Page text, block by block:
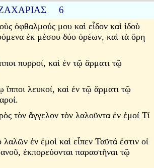
6
ὀφθαλμούς μου καὶ εἶδον καὶ ἰδοὺ
ἐκ μέσου δύο ὀρέων, καὶ τὰ ὄρη
πυρροί, καὶ ἐν τῷ ἅρματι τῷ
ἵπποι λευκοί, καὶ ἐν τῷ ἅρματι τῷ
τὸν ἄγγελον τὸν λαλοῦντα ἐν ἐμοί Τί
ἐν ἐμοὶ καὶ εἶπεν Ταῦτά ἐστιν οἱ
ἐκπορεύονται παραστῆναι τῷ